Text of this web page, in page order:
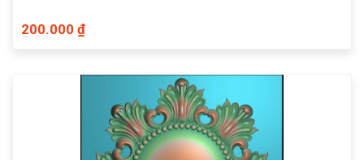
200.000 ₫